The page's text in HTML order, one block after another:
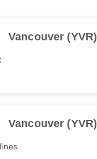
Vancouver (YVR)
Vancouver (YVR)